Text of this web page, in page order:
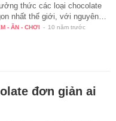
thức các loại chocolate
nhất thế giới, với nguyên…
- ĂN - CHƠI - 10 năm trước
đơn giản ai